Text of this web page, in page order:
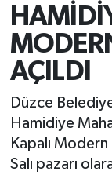
AÇILDI
Düzce
Hamidiye
Kapalı Modern
Salı pazarı
İletişim
Künye
Akçakoca
Süper Lig
Son
Haber